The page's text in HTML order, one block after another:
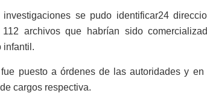
investigaciones se pudo identificar24
archivos que habrían sido
infantil.
puesto a órdenes de las autoridades y
cargos respectiva.